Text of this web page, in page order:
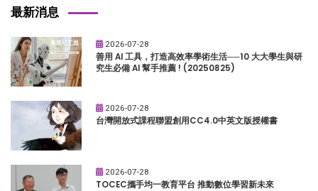
最新消息
2026-07-28
善用 AI 工具，打造高效率學術生活──10 大大學生與研
究生必備 AI 幫手推薦 ! (20250825)
2026-07-28
台灣開放式課程聯盟創用CC4.0中英文版授權書
2026-07-28
TOCEC攜手均一教育平台 推動數位學習新未來